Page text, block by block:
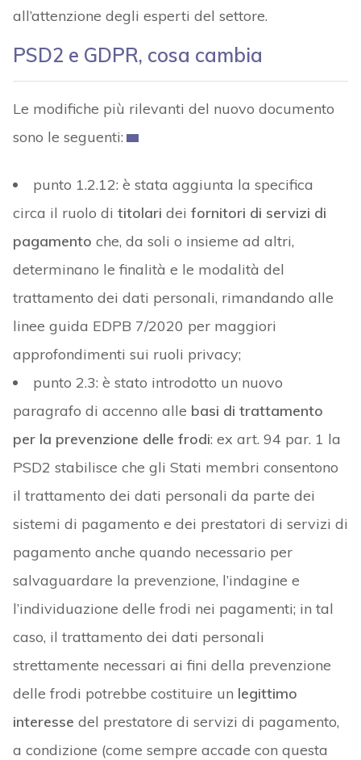
all’attenzione degli esperti del settore.
PSD2 e GDPR, cosa cambia
Le modifiche più rilevanti del nuovo documento
sono le seguenti:
punto 1.2.12: è stata aggiunta la specifica
circa il ruolo di titolari dei fornitori di servizi di
pagamento che, da soli o insieme ad altri,
determinano le finalità e le modalità del
trattamento dei dati personali, rimandando alle
linee guida EDPB 7/2020 per maggiori
approfondimenti sui ruoli privacy;
punto 2.3: è stato introdotto un nuovo
paragrafo di accenno alle basi di trattamento
per la prevenzione delle frodi: ex art. 94 par. 1 la
PSD2 stabilisce che gli Stati membri consentono
il trattamento dei dati personali da parte dei
sistemi di pagamento e dei prestatori di servizi di
pagamento anche quando necessario per
salvaguardare la prevenzione, l’indagine e
l’individuazione delle frodi nei pagamenti; in tal
caso, il trattamento dei dati personali
strettamente necessari ai fini della prevenzione
delle frodi potrebbe costituire un legittimo
interesse del prestatore di servizi di pagamento,
a condizione (come sempre accade con questa